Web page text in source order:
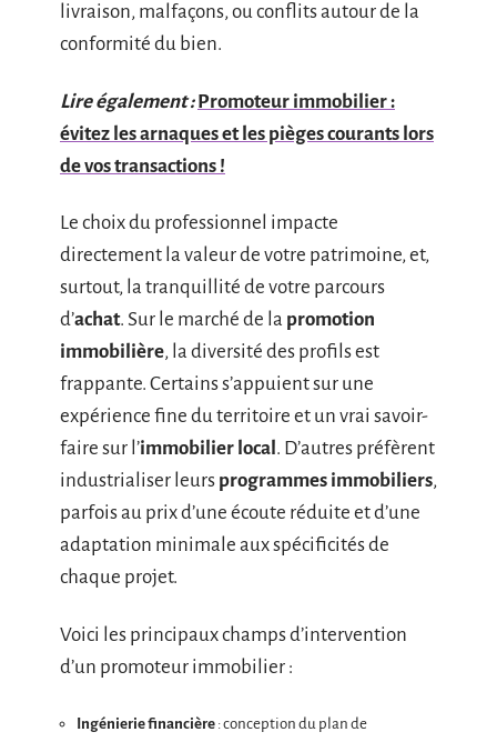
livraison, malfaçons, ou conflits autour de la
conformité du bien.
Lire également : Promoteur immobilier :
évitez les arnaques et les pièges courants lors
de vos transactions !
Le choix du professionnel impacte
directement la valeur de votre patrimoine, et,
surtout, la tranquillité de votre parcours
d’achat. Sur le marché de la promotion
immobilière, la diversité des profils est
frappante. Certains s’appuient sur une
expérience fine du territoire et un vrai savoir-
faire sur l’immobilier local. D’autres préfèrent
industrialiser leurs programmes immobiliers,
parfois au prix d’une écoute réduite et d’une
adaptation minimale aux spécificités de
chaque projet.
Voici les principaux champs d’intervention
d’un promoteur immobilier :
Ingénierie financière : conception du plan de